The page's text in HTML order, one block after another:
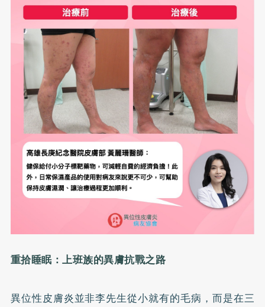
重拾睡眠：上班族的異膚抗戰之路
異位性皮膚炎並非李先生從小就有的毛病，而是在三